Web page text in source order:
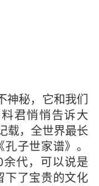
神秘，它和我们
君悄悄告诉大
载，全世界最长
子世家谱》。
代，可以说是
下了宝贵的文化